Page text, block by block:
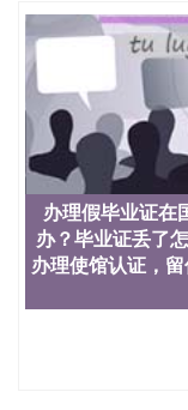
University）圣
University）圣
University）圣
University）圣
University）圣
University）圣
University）圣
University）圣
University）圣
University）圣
University）圣
University）圣
University）圣
University）圣
University）圣
University）圣
University）圣
办理假毕业证在
办？毕业证丢了
办理使馆认证，